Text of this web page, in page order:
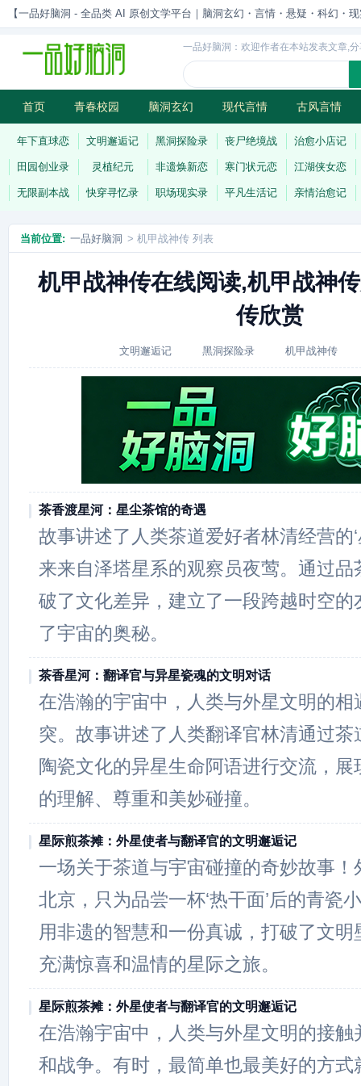
【一品好脑洞 - 全品类 AI 原创文学平台｜脑洞玄幻・言情・悬疑・科幻・
一品好脑洞：欢迎作者在本站发表文章,
首页 青春校园 脑洞玄幻 现代言情 古风言情
历史权谋 武侠江湖 灵异志怪 连载
年下直球恋 文明邂逅记 黑洞探险录 丧尸绝境战 治愈小店记
田园创业录 灵植纪元 非遗焕新恋 寒门状元恋 江湖侠女恋
无限副本战 快穿寻忆录 职场现实录 平凡生活记 亲情治愈记
当前位置: 一品好脑洞 > 机甲战神传 列表
机甲战神传在线阅读,机甲战神
传欣赏
文明邂逅记 黑洞探险录 机甲战神传
茶香渡星河：星尘茶馆的奇遇
故事讲述了人类茶道爱好者林清经营的
来来自泽塔星系的观察员夜莺。通过
破了文化差异，建立了一段跨越时空的
了宇宙的奥秘。
茶香星河：翻译官与异星瓷魂的文明对话
在浩瀚的宇宙中，人类与外星文明的相
突。故事讲述了人类翻译官林清通过
陶瓷文化的异星生命阿语进行交流，
的理解、尊重和美妙碰撞。
星际煎茶摊：外星使者与翻译官的文明邂逅记
一场关于茶道与宇宙碰撞的奇妙故事
北京，只为品尝一杯‘热干面’后的青瓷
用非遗的智慧和一份真诚，打破了文
充满惊喜和温情的星际之旅。
星际煎茶摊：外星使者与翻译官的文明邂逅记
在浩瀚宇宙中，人类与外星文明的接触
和战争。有时，最简单也最美好的方式